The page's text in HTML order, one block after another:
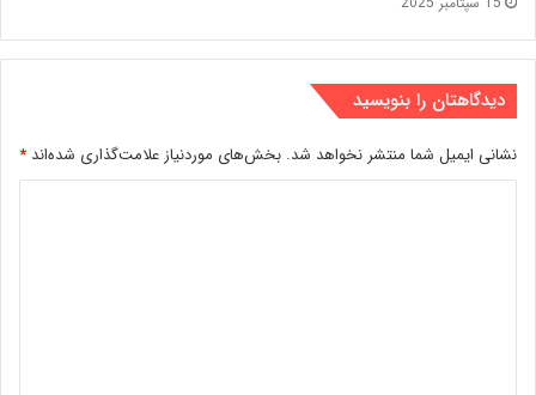
دیدگاهتان را بنویسید
نشانی ایمیل شما منتشر نخواهد شد. بخش‌های موردنیاز علامت‌گذاری شده‌اند *